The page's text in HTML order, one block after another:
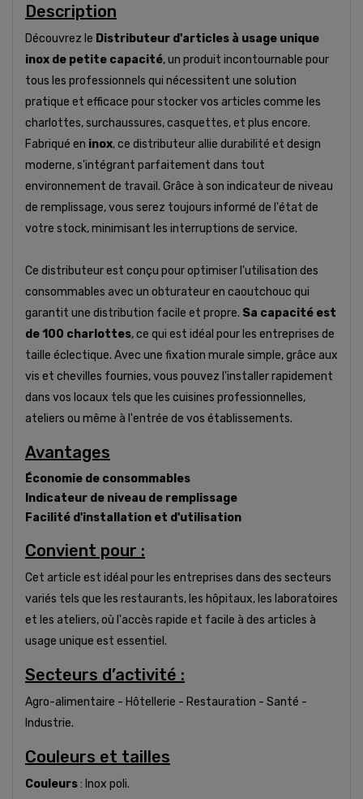
Description
Découvrez le Distributeur d'articles à usage unique
inox de petite capacité, un produit incontournable pour
tous les professionnels qui nécessitent une solution
pratique et efficace pour stocker vos articles comme les
charlottes, surchaussures, casquettes, et plus encore.
Fabriqué en inox, ce distributeur allie durabilité et design
moderne, s'intégrant parfaitement dans tout
environnement de travail. Grâce à son indicateur de niveau
de remplissage, vous serez toujours informé de l'état de
votre stock, minimisant les interruptions de service.
Ce distributeur est conçu pour optimiser l'utilisation des
consommables avec un obturateur en caoutchouc qui
garantit une distribution facile et propre. Sa capacité est
de 100 charlottes, ce qui est idéal pour les entreprises de
taille éclectique. Avec une fixation murale simple, grâce aux
vis et chevilles fournies, vous pouvez l'installer rapidement
dans vos locaux tels que les cuisines professionnelles,
ateliers ou même à l'entrée de vos établissements.
Avantages
Économie de consommables
Indicateur de niveau de remplissage
Facilité d'installation et d'utilisation
Convient pour :
Cet article est idéal pour les entreprises dans des secteurs
variés tels que les restaurants, les hôpitaux, les laboratoires
et les ateliers, où l'accès rapide et facile à des articles à
usage unique est essentiel.
Secteurs d’activité :
Agro-alimentaire - Hôtellerie - Restauration - Santé -
Industrie.
Couleurs et tailles
Couleurs: Inox poli.